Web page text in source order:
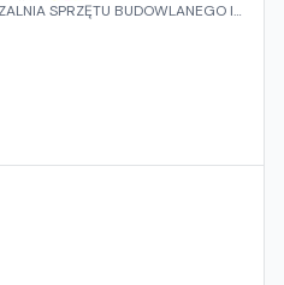
SPRZĘTU BUDOWLANEGO I